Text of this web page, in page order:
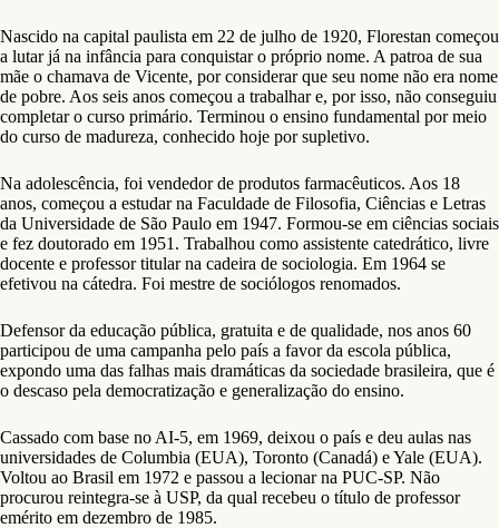
Nascido na capital paulista em 22 de julho de 1920, Florestan começou
a lutar já na infância para conquistar o próprio nome. A patroa de sua
mãe o chamava de Vicente, por considerar que seu nome não era nome
de pobre. Aos seis anos começou a trabalhar e, por isso, não conseguiu
completar o curso primário. Terminou o ensino fundamental por meio
do curso de madureza, conhecido hoje por supletivo.
Na adolescência, foi vendedor de produtos farmacêuticos. Aos 18
anos, começou a estudar na Faculdade de Filosofia, Ciências e Letras
da Universidade de São Paulo em 1947. Formou-se em ciências sociais
e fez doutorado em 1951. Trabalhou como assistente catedrático, livre
docente e professor titular na cadeira de sociologia. Em 1964 se
efetivou na cátedra. Foi mestre de sociólogos renomados.
Defensor da educação pública, gratuita e de qualidade, nos anos 60
participou de uma campanha pelo país a favor da escola pública,
expondo uma das falhas mais dramáticas da sociedade brasileira, que é
o descaso pela democratização e generalização do ensino.
Cassado com base no AI-5, em 1969, deixou o país e deu aulas nas
universidades de Columbia (EUA), Toronto (Canadá) e Yale (EUA).
Voltou ao Brasil em 1972 e passou a lecionar na PUC-SP. Não
procurou reintegra-se à USP, da qual recebeu o título de professor
emérito em dezembro de 1985.